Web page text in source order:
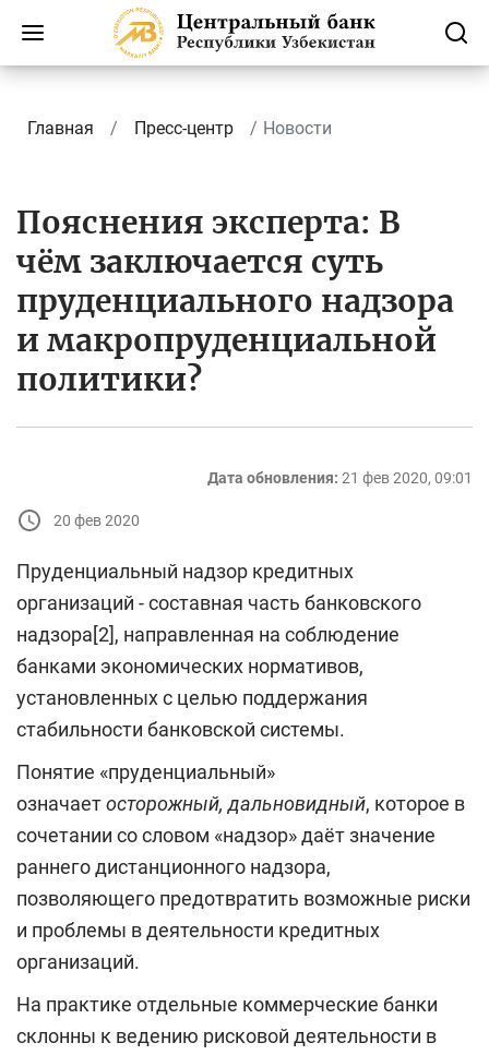
Главная Пресс-центр Новости
Пояснения эксперта: В
чём заключается суть
пруденциального надзора
и макропруденциальной
политики?
Дата обновления: 21 фев 2020, 09:01
20 фев 2020
Пруденциальный надзор кредитных
организаций - составная часть банковского
надзора[2], направленная на соблюдение
банками экономических нормативов,
установленных с целью поддержания
стабильности банковской системы.
Понятие «пруденциальный»
означаетосторожный, дальновидный, которое в
сочетании со словом «надзор» даёт значение
раннего дистанционного надзора,
позволяющего предотвратить возможные риски
и проблемы в деятельности кредитных
организаций.
На практике отдельные коммерческие банки
склонны к ведению рисковой деятельности в